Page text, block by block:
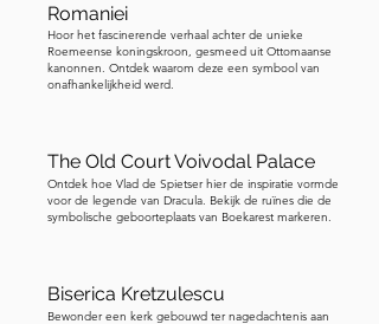
Romaniei
Hoor het fascinerende verhaal achter de unieke
Roemeense koningskroon, gesmeed uit Ottomaanse
kanonnen. Ontdek waarom deze een symbool van
onafhankelijkheid werd.
The Old Court Voivodal Palace
Ontdek hoe Vlad de Spietser hier de inspiratie vormde
voor de legende van Dracula. Bekijk de ruïnes die de
symbolische geboorteplaats van Boekarest markeren.
Biserica Kretzulescu
Bewonder een kerk gebouwd ter nagedachtenis aan